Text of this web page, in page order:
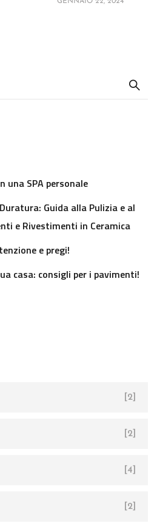
una SPA personale
Guida alla Pulizia e al
e Rivestimenti in Ceramica
e pregi!
casa: consigli per i pavimenti!
[2]
[2]
[4]
[2]